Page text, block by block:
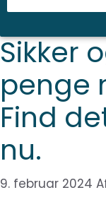
Sikker
penge
Find
nu.
9. februar 2024